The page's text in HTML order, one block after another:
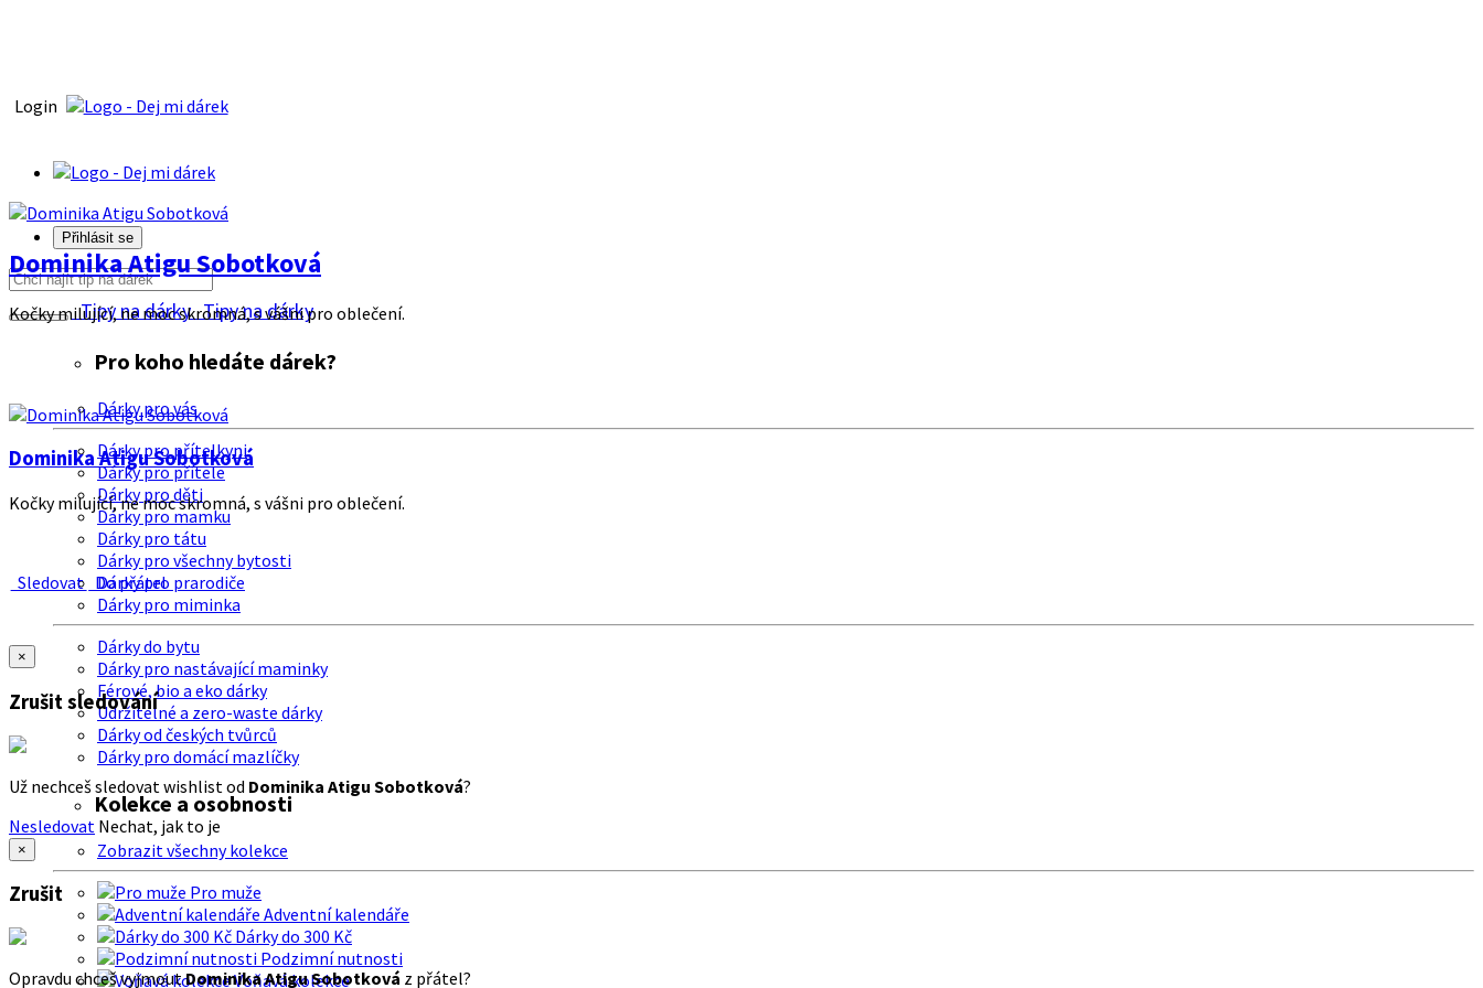
Login
Přihlásit se
Tipy na dárkyTipy na dárky
Pro koho hledáte dárek?
Dárky pro vás
Dárky pro přítelkyni
Dárky pro přítele
Dárky pro děti
Dárky pro mamku
Dárky pro tátu
Dárky pro všechny bytosti
Dárky pro prarodiče
Dárky pro miminka
Dárky do bytu
Dárky pro nastávající maminky
Férové, bio a eko dárky
Udržitelné a zero-waste dárky
Dárky od českých tvůrců
Dárky pro domácí mazlíčky
Kolekce a osobnosti
Zobrazit všechny kolekce
Pro muže
Adventní kalendáře
Dárky do 300 Kč
Podzimní nutnosti
Voňavá kolekce
Dominika Atigu Sobotková
Kočky milující, ne moc skromná, s vášni pro oblečení.
Dominika Atigu Sobotková
Kočky milující, ne moc skromná, s vášni pro oblečení.
Sledovat Do přátel
×
Zrušit sledování
Už nechceš sledovat wishlist od Dominika Atigu Sobotková?
Nesledovat Nechat, jak to je
×
Zrušit
Opravdu chceš vyjmoutDominika Atigu Sobotková z přátel?